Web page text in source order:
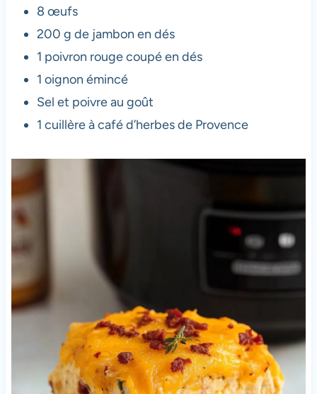
8 œufs
200 g de jambon en dés
1 poivron rouge coupé en dés
1 oignon émincé
Sel et poivre au goût
1 cuillère à café d’herbes de Provence